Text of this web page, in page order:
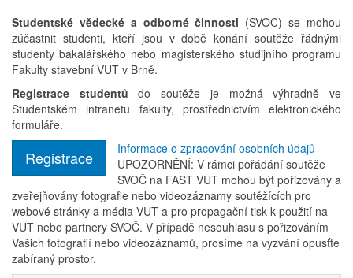
Studentské vědecké a odborné činnosti (SVOČ) se mohou
zúčastnit studenti, kteří jsou v době konání soutěže řádnými
studenty bakalářského nebo magisterského studijního programu
Fakulty stavební VUT v Brně.
Registrace studentů do soutěže je možná výhradně ve
Studentském intranetu fakulty, prostřednictvím elektronického
formuláře.
Registrace
Informace o zpracování osobních údajů
UPOZORNĚNÍ: V rámci pořádání soutěže
SVOČ na FAST VUT mohou být pořizovány a
zveřejňovány fotografie nebo videozáznamy soutěžících pro
webové stránky a média VUT a pro propagační tisk k použití na
VUT nebo partnery SVOČ. V případě nesouhlasu s pořizováním
Vašich fotografií nebo videozáznamů, prosíme na vyzvání opusťte
zabíraný prostor.